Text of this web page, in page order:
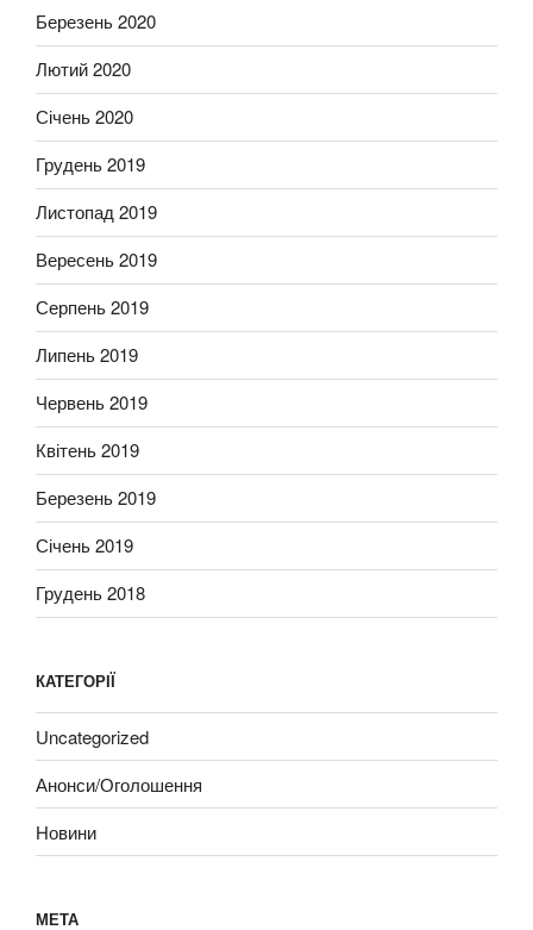
Березень 2020
Лютий 2020
Січень 2020
Грудень 2019
Листопад 2019
Вересень 2019
Серпень 2019
Липень 2019
Червень 2019
Квітень 2019
Березень 2019
Січень 2019
Грудень 2018
КАТЕГОРІЇ
Uncategorized
Анонси/Оголошення
Новини
МЕТА